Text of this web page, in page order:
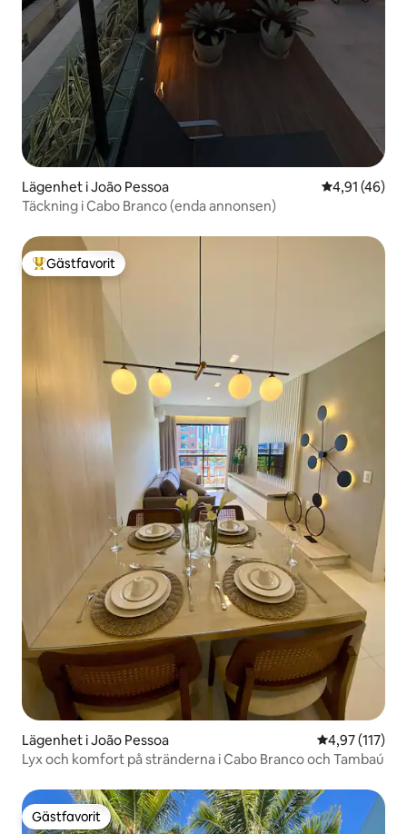
Lägenhet i João Pessoa 4,91 av 5 i
4,91 (46)
Täckning i Cabo Branco (enda annonsen)
Populär gästfavorit
Gästfavorit
Lägenhet i João Pessoa 4,97 av 5 i
4,97 (117)
Lyx och komfort på stränderna i Cabo Branco och Tambaú
Gästfavorit
Gästfavorit